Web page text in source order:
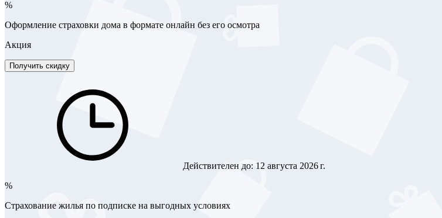
%
Оформление страховки дома в формате онлайн без его осмотра
Акция
Получить скидку
Действителен до: 12 августа 2026 г.
%
Страхование жилья по подписке на выгодных условиях